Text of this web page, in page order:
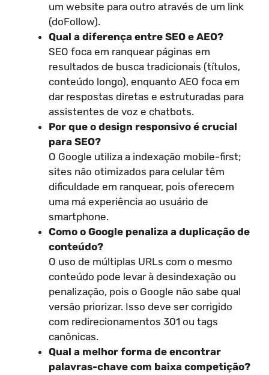
um website para outro através de um link
(doFollow).
Qual a diferença entre SEO e AEO?
SEO foca em ranquear páginas em
resultados de busca tradicionais (títulos,
conteúdo longo), enquanto AEO foca em
dar respostas diretas e estruturadas para
assistentes de voz e chatbots.
Por que o design responsivo é crucial
para SEO?
O Google utiliza a indexação mobile-first;
sites não otimizados para celular têm
dificuldade em ranquear, pois oferecem
uma má experiência ao usuário de
smartphone.
Como o Google penaliza a duplicação de
conteúdo?
O uso de múltiplas URLs com o mesmo
conteúdo pode levar à desindexação ou
penalização, pois o Google não sabe qual
versão priorizar. Isso deve ser corrigido
com redirecionamentos 301 ou tags
canônicas.
Qual a melhor forma de encontrar
palavras-chave com baixa competição?